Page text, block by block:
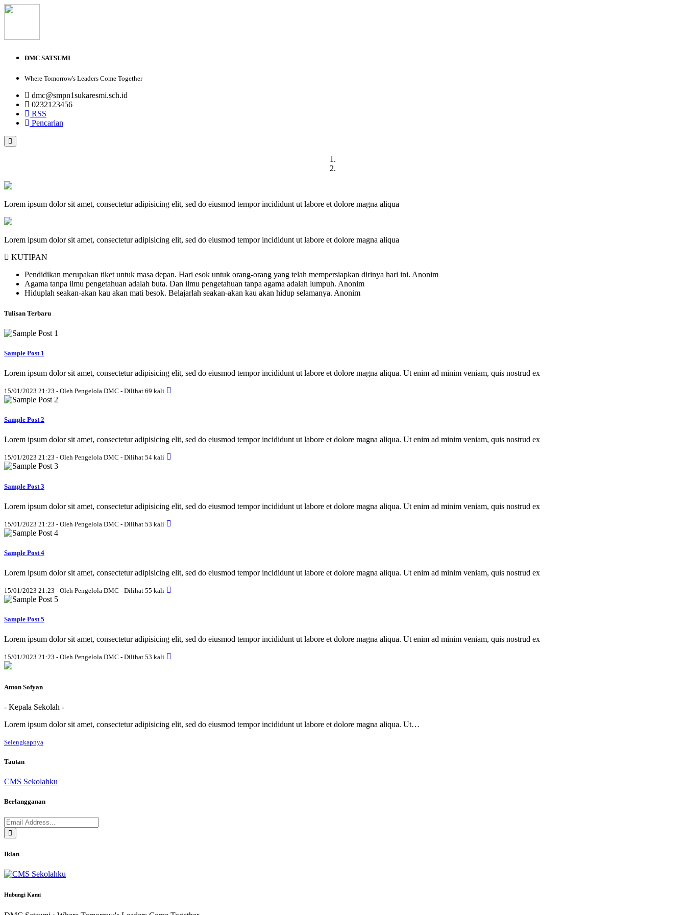
DMC SATSUMI
Where Tomorrow's Leaders Come Together
dmc@smpn1sukaresmi.sch.id
0232123456
RSS
Pencarian
Lorem ipsum dolor sit amet, consectetur adipisicing elit, sed do eiusmod tempor incididunt ut labore et dolore magna aliqua
Lorem ipsum dolor sit amet, consectetur adipisicing elit, sed do eiusmod tempor incididunt ut labore et dolore magna aliqua
KUTIPAN
Pendidikan merupakan tiket untuk masa depan. Hari esok untuk orang-orang yang telah mempersiapkan dirinya hari ini. Anonim
Agama tanpa ilmu pengetahuan adalah buta. Dan ilmu pengetahuan tanpa agama adalah lumpuh. Anonim
Hiduplah seakan-akan kau akan mati besok. Belajarlah seakan-akan kau akan hidup selamanya. Anonim
Tulisan Terbaru
Sample Post 1
Lorem ipsum dolor sit amet, consectetur adipisicing elit, sed do eiusmod tempor incididunt ut labore et dolore magna aliqua. Ut enim ad minim veniam, quis nostrud ex
15/01/2023 21:23 - Oleh Pengelola DMC - Dilihat 69 kali
Sample Post 2
Lorem ipsum dolor sit amet, consectetur adipisicing elit, sed do eiusmod tempor incididunt ut labore et dolore magna aliqua. Ut enim ad minim veniam, quis nostrud ex
15/01/2023 21:23 - Oleh Pengelola DMC - Dilihat 54 kali
Sample Post 3
Lorem ipsum dolor sit amet, consectetur adipisicing elit, sed do eiusmod tempor incididunt ut labore et dolore magna aliqua. Ut enim ad minim veniam, quis nostrud ex
15/01/2023 21:23 - Oleh Pengelola DMC - Dilihat 53 kali
Sample Post 4
Lorem ipsum dolor sit amet, consectetur adipisicing elit, sed do eiusmod tempor incididunt ut labore et dolore magna aliqua. Ut enim ad minim veniam, quis nostrud ex
15/01/2023 21:23 - Oleh Pengelola DMC - Dilihat 55 kali
Sample Post 5
Lorem ipsum dolor sit amet, consectetur adipisicing elit, sed do eiusmod tempor incididunt ut labore et dolore magna aliqua. Ut enim ad minim veniam, quis nostrud ex
15/01/2023 21:23 - Oleh Pengelola DMC - Dilihat 53 kali
Anton Sofyan
- Kepala Sekolah -
Lorem ipsum dolor sit amet, consectetur adipisicing elit, sed do eiusmod tempor incididunt ut labore et dolore magna aliqua. Ut…
Selengkapnya
Tautan
CMS Sekolahku
Berlangganan
Iklan
Hubungi Kami